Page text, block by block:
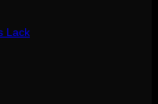
Lack